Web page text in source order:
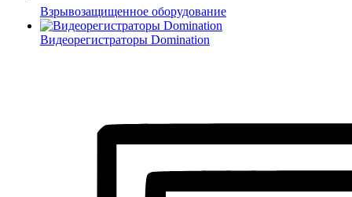
Взрывозащищенное оборудование
Видеорегистраторы Domination